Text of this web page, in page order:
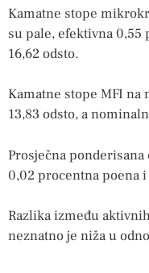
Kamatne stope
su pale, efektivna 0,55
16,62 odsto.
Kamatne stope MFI
13,83 odsto, a
Prosječna
0,02 procentna poena
Razlika između
neznatno je niža u